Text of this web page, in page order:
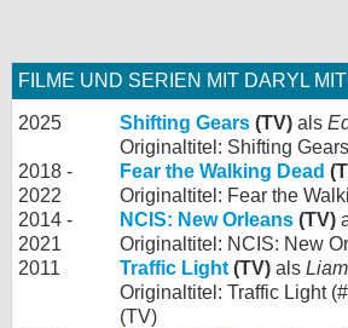
FILME UND SERIEN MIT DARYL
2025 Shifting Gears (TV) als
Originaltitel: Shifting
2018 -
2022
Fear the Walking Dead
Originaltitel: Fear the
2014 -
2021
NCIS: New Orleans (TV)
Originaltitel: NCIS: New
2011
Traffic Light (TV) als Liam
Originaltitel: Traffic Light
(TV)